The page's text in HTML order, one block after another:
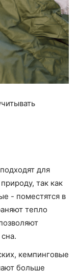
для
так как
- поместятся в
тепло
кемпинговые
больше